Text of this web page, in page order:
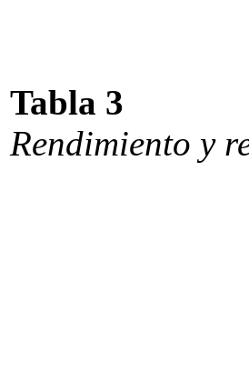
Tabla 3
Rendimiento y